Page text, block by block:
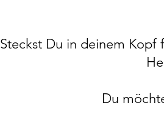
Steckst Du in deinem Kopf
Du